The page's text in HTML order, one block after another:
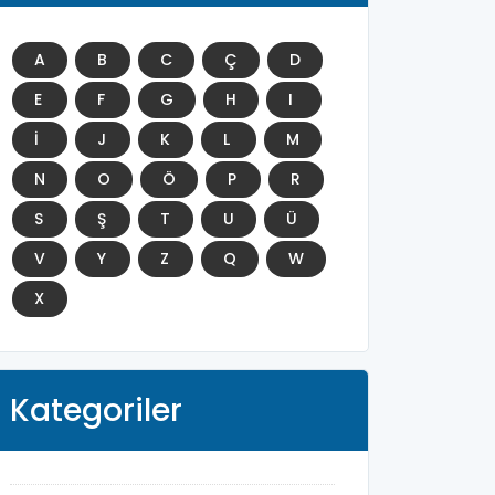
A B C Ç
D
E
F G H
I
İ
J K L
M
N
O Ö P
R
S
Ş T U
Ü
V
Y Z Q
W
X
Kategoriler